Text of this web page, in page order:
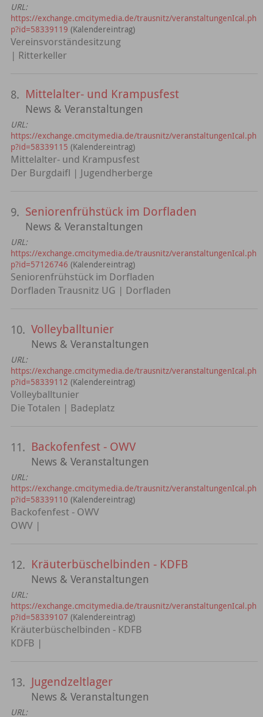
URL:
https://exchange.cmcitymedia.de/trausnitz/veranstaltungenIcal.ph
p?id=58339119 (Kalendereintrag)
Vereinsvorständesitzung
| Ritterkeller
8. Mittelalter- und Krampusfest
News & Veranstaltungen
URL:
https://exchange.cmcitymedia.de/trausnitz/veranstaltungenIcal.ph
p?id=58339115 (Kalendereintrag)
Mittelalter- und Krampusfest
Der Burgdaifl | Jugendherberge
9. Seniorenfrühstück im Dorfladen
News & Veranstaltungen
URL:
https://exchange.cmcitymedia.de/trausnitz/veranstaltungenIcal.ph
p?id=57126746 (Kalendereintrag)
Seniorenfrühstück im Dorfladen
Dorfladen Trausnitz UG | Dorfladen
10. Volleyballtunier
News & Veranstaltungen
URL:
https://exchange.cmcitymedia.de/trausnitz/veranstaltungenIcal.ph
p?id=58339112 (Kalendereintrag)
Volleyballtunier
Die Totalen | Badeplatz
11. Backofenfest - OWV
News & Veranstaltungen
URL:
https://exchange.cmcitymedia.de/trausnitz/veranstaltungenIcal.ph
p?id=58339110 (Kalendereintrag)
Backofenfest - OWV
OWV |
12. Kräuterbüschelbinden - KDFB
News & Veranstaltungen
URL:
https://exchange.cmcitymedia.de/trausnitz/veranstaltungenIcal.ph
p?id=58339107 (Kalendereintrag)
Kräuterbüschelbinden - KDFB
KDFB |
13. Jugendzeltlager
News & Veranstaltungen
URL: